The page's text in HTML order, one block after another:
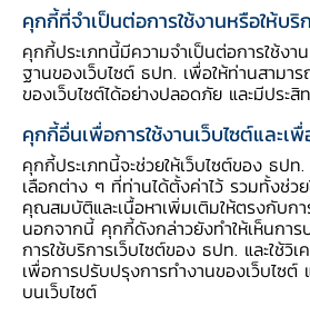
ติดต่อเรา
อีเมลติดต่อ ธปท.
อีเมลงานรับ-ส่งเอกสารกับ ธปท.
ช่องทางอิเล็กทรอนิกส์สำหรับติดต่อ
ช่องทางร้องเรียนของสำนักงาน ป.ป.
ป.ป.ท.
ข้อมูลที่เป็นประโยชน์
ศูนย์ข้อมูลข่าวสารอิเล็กทรอนิกส์ ธป
วันหยุดสถาบันการเงิน
คุกกี้ที่จำเป็นต่อการใช้งานหรือให้บริ
คุกกี้ประเภทนี้มีความจำเป็นต่อการใช้งา
ฐานของเว็บไซต์ ธปท. เพื่อให้ท่านสามาร
ของเว็บไซต์ได้อย่างปลอดภัย และมีประสิ
คุกกี้อื่นเพื่อการใช้งานเว็บไซต์และเพื่
คุกกี้ประเภทนี้จะช่วยให้เว็บไซต์ของ ธปท
เลือกต่าง ๆ ที่ท่านได้ตั้งค่าไว้ รวมทั้งช่ว
คุณสมบัติและเนื้อหาเพิ่มเติมให้ตรงกับกา
นอกจากนี้ คุกกี้ดังกล่าวยังทำให้เห็นกา
การใช้บริการเว็บไซต์ของ ธปท. และใช้วิเ
เพื่อการปรับปรุงการทำงานของเว็บไซต์
บนเว็บไซต์